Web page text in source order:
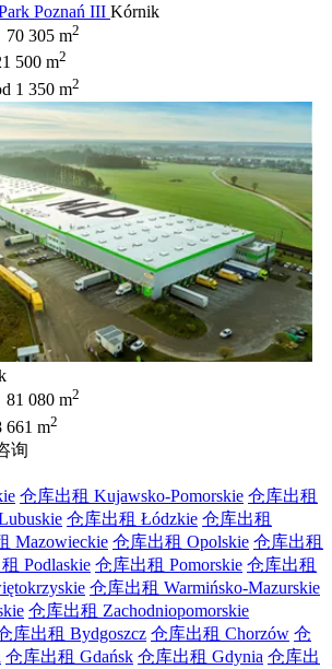
Poznań III Kórnik
70 305 m2
500 m2
1 350 m2
81 080 m2
661 m2
询
仓库出租 Kujawsko-Pomorskie 仓库出租
仓库出租 Łódzkie 仓库出租
Mazowieckie 仓库出租 Opolskie 仓库出租
Podlaskie 仓库出租 Pomorskie 仓库出租
仓库出租 Warmińsko-Mazurskie
仓库出租 Zachodniopomorskie
库出租 Bydgoszcz 仓库出租 Chorzów 仓
仓库出租 Gdańsk 仓库出租 Gdynia 仓库出